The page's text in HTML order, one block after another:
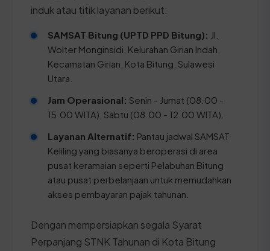
induk atau titik layanan berikut:
SAMSAT Bitung (UPTD PPD Bitung): Jl.
Wolter Monginsidi, Kelurahan Girian Indah,
Kecamatan Girian, Kota Bitung, Sulawesi
Utara.
Jam Operasional: Senin - Jumat (08.00 -
15.00 WITA), Sabtu (08.00 - 12.00 WITA).
Layanan Alternatif: Pantau jadwal SAMSAT
Keliling yang biasanya beroperasi di area
pusat keramaian seperti Pelabuhan Bitung
atau pusat perbelanjaan untuk memudahkan
akses pembayaran pajak tahunan.
Dengan mempersiapkan segala Syarat
Perpanjang STNK Tahunan di Kota Bitung